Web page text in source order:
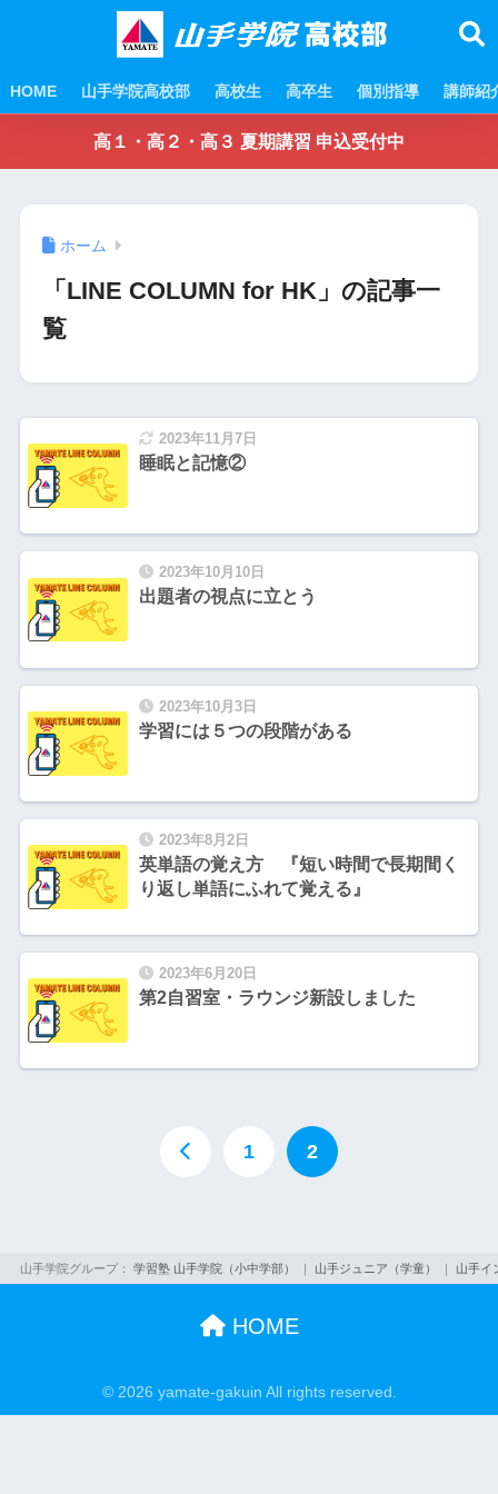
HOME 山手学院高校部 高校生 高卒生 個別指導 講師紹
高１・高２・高３ 夏期講習 申込受付中
ホーム
「LINE COLUMN for HK」の記事一
覧
2023年11月7日
睡眠と記憶②
2023年10月10日
出題者の視点に立とう
2023年10月3日
学習には５つの段階がある
2023年8月2日
英単語の覚え方 『短い時間で長期間く
り返し単語にふれて覚える』
2023年6月20日
第2自習室・ラウンジ新設しました
1 2
山手学院グループ： 学習塾 山手学院（小中学部） ｜ 山手ジュニア（学童） ｜ 山手イ
HOME
© 2026 yamate-gakuin All rights reserved.